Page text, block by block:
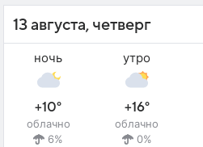
13 августа, четверг
ночь
+10°
облачно
6%
утро
+16°
облачно
0%